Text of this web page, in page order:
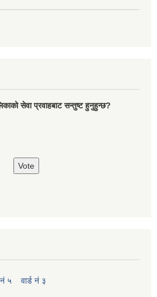
सेवा प्रवाहबाट सन्तुष्ट हुनुहुन्छ?
नं ५ वार्ड नं ३